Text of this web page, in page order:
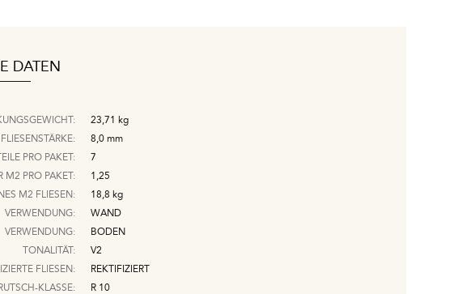
DATEN
23,71 kg
FLIESENSTÄRKE:
8,0 mm
PRO PAKET:
7
M2 PRO PAKET:
1,25
M2 FLIESEN:
18,8 kg
VERWENDUNG:
WAND
VERWENDUNG:
BODEN
TONALITÄT:
V2
FLIESEN:
REKTIFIZIERT
KLASSE:
R 10